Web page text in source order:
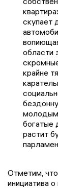
скупает
области
крайне
молодым
богатые
растит
Отметим,
инициатива